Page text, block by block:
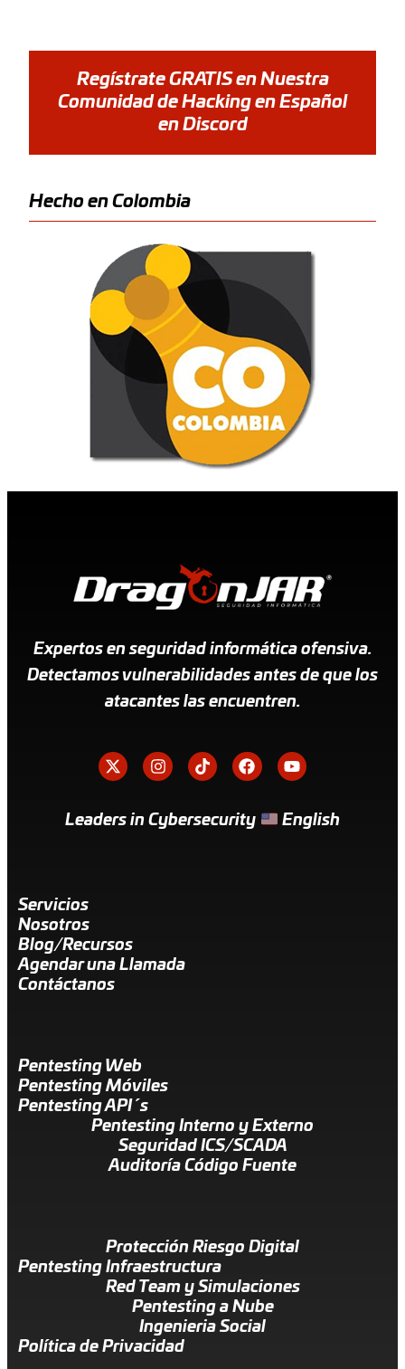
Regístrate GRATIS en Nuestra
Comunidad de Hacking en Español
en Discord
Hecho en Colombia
Expertos en seguridad informática ofensiva.
Detectamos vulnerabilidades antes de que los
atacantes las encuentren.
Leaders in Cybersecurity English
Servicios
Nosotros
Blog/Recursos
Agendar una Llamada
Contáctanos
Pentesting Web
Pentesting Móviles
Pentesting API´s
Pentesting Interno y Externo
Seguridad ICS/SCADA
Auditoría Código Fuente
Protección Riesgo Digital
Pentesting Infraestructura
Red Team y Simulaciones
Pentesting a Nube
Ingenieria Social
Política de Privacidad